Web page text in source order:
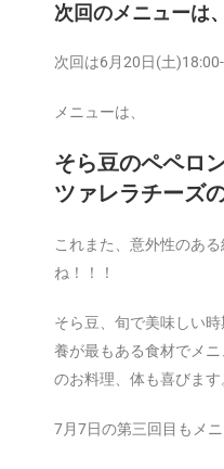
次回のメニューは
次回は6月20日(土)18:00-
メニューは、
そら豆のペペロ
ツァレラチーズ
これまた、意外性のあ
ね！！！
そら豆、旬で美味しい
養が最もある食材でメ
のお料理、体も喜びます
7月7日の第三回目もメ